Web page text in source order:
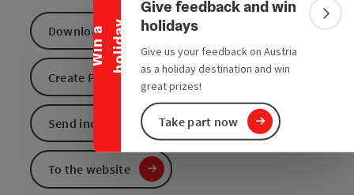
W
i
n
a
h
o
l
i
d
a y
Give feedback and win
holidays
Give us your feedback on Austria
as a holiday destination and win
great prizes!
Take part now
Download GPS data
Create PDF
Send inquiry
To the website